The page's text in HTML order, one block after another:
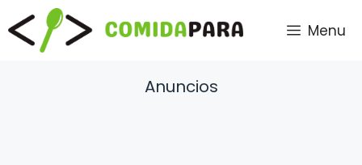
Saltar
al
contenido
Menu
Anuncios